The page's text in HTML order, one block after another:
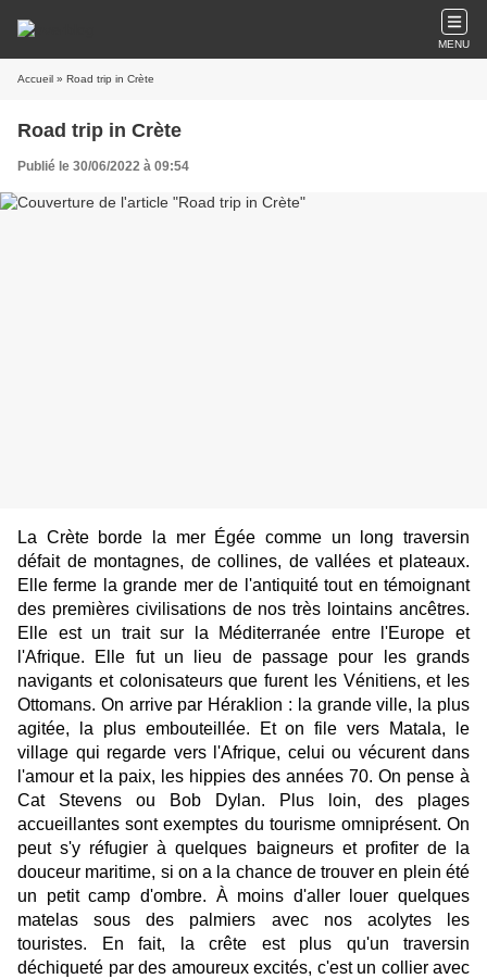
MENU
Accueil » Road trip in Crète
Road trip in Crète
Publié le 30/06/2022 à 09:54
La Crète borde la mer Égée comme un long traversin
défait de montagnes, de collines, de vallées et plateaux.
Elle ferme la grande mer de l'antiquité tout en témoignant
des premières civilisations de nos très lointains ancêtres.
Elle est un trait sur la Méditerranée entre l'Europe et
l'Afrique. Elle fut un lieu de passage pour les grands
navigants et colonisateurs que furent les Vénitiens, et les
Ottomans. On arrive par Héraklion : la grande ville, la plus
agitée, la plus embouteillée. Et on file vers Matala, le
village qui regarde vers l'Afrique, celui ou vécurent dans
l'amour et la paix, les hippies des années 70. On pense à
Cat Stevens ou Bob Dylan. Plus loin, des plages
accueillantes sont exemptes du tourisme omniprésent. On
peut s'y réfugier à quelques baigneurs et profiter de la
douceur maritime, si on a la chance de trouver en plein été
un petit camp d'ombre. À moins d'aller louer quelques
matelas sous des palmiers avec nos acolytes les
touristes. En fait, la crête est plus qu'un traversin
déchiqueté par des amoureux excités, c'est un collier avec